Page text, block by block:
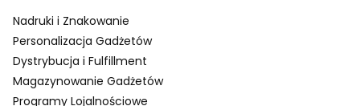
Nadruki i Znakowanie
Personalizacja Gadżetów
Dystrybucja i Fulfillment
Magazynowanie Gadżetów
Programy Lojalnościowe